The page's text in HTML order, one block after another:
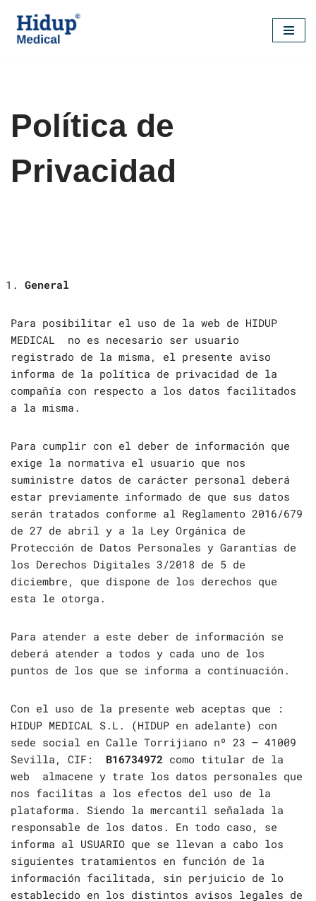
Saltar
Política de
Privacidad
General
Para posibilitar el uso de la web de HIDUP
MEDICAL no es necesario ser usuario
registrado de la misma, el presente aviso
informa de la política de privacidad de la
compañía con respecto a los datos facilitados
a la misma.
Para cumplir con el deber de información que
exige la normativa el usuario que nos
suministre datos de carácter personal deberá
estar previamente informado de que sus datos
serán tratados conforme al Reglamento 2016/679
de 27 de abril y a la Ley Orgánica de
Protección de Datos Personales y Garantías de
los Derechos Digitales 3/2018 de 5 de
diciembre, que dispone de los derechos que
esta le otorga.
Para atender a este deber de información se
deberá atender a todos y cada uno de los
puntos de los que se informa a continuación.
Con el uso de la presente web aceptas que :
HIDUP MEDICAL S.L. (HIDUP en adelante) con
sede social en Calle Torrijiano nº 23 – 41009
Sevilla, CIF:
B16734972 como titular de la
web almacene y trate los datos personales que
nos facilitas a los efectos del uso de la
plataforma. Siendo la mercantil señalada la
responsable de los datos. En todo caso, se
informa al USUARIO que se llevan a cabo los
siguientes tratamientos en función de la
información facilitada, sin perjuicio de lo
establecido en los distintos avisos legales de